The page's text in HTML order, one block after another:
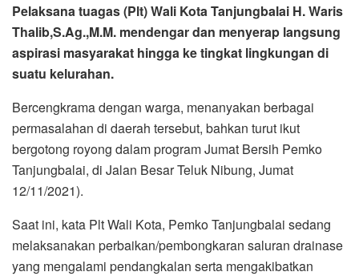
Pelaksana tuagas (Plt) Wali Kota Tanjungbalai H. Waris
Thalib,S.Ag.,M.M. mendengar dan menyerap langsung
aspirasi masyarakat hingga ke tingkat lingkungan di
suatu kelurahan.
Bercengkrama dengan warga, menanyakan berbagai
permasalahan di daerah tersebut, bahkan turut ikut
bergotong royong dalam program Jumat Bersih Pemko
Tanjungbalai, di Jalan Besar Teluk Nibung, Jumat
12/11/2021).
Saat ini, kata Plt Wali Kota, Pemko Tanjungbalai sedang
melaksanakan perbaikan/pembongkaran saluran drainase
yang mengalami pendangkalan serta mengakibatkan